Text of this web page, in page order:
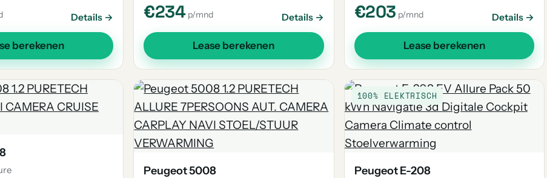
Details →
berekenen
€234 p/mnd Details →
Lease berekenen
€203 p/mnd Details →
Lease berekenen
Peugeot 5008
100% ELEKTRISCH
Peugeot E-208